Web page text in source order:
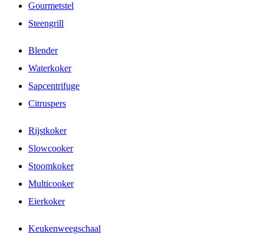
Gourmetstel
Steengrill
Blender
Waterkoker
Sapcentrifuge
Citruspers
Rijstkoker
Slowcooker
Stoomkoker
Multicooker
Eierkoker
Keukenweegschaal